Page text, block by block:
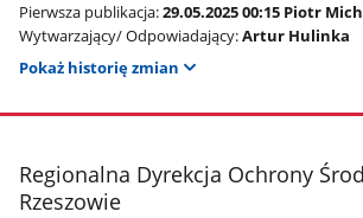
Pierwsza publikacja:29.05.2025 00:15 Piotr
Wytwarzający/ Odpowiadający:Artur Hulinka
Pokaż historię zmian
stopka
Regionalna Dyrekcja Ochrony
Rzeszowie